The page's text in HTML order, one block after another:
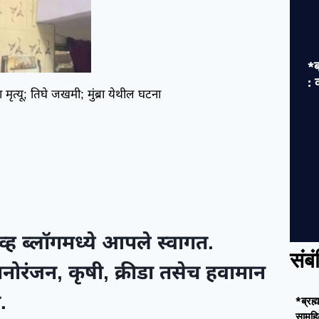
तिघे जखमी; मुंब्रा येथील घटना
ब्लॉगमध्ये आपले स्वागत.
कृषी, क्रीडा तसेच हवामान
: